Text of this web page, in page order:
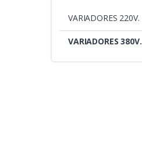
VARIADORES 220V.
VARIADORES 380V.